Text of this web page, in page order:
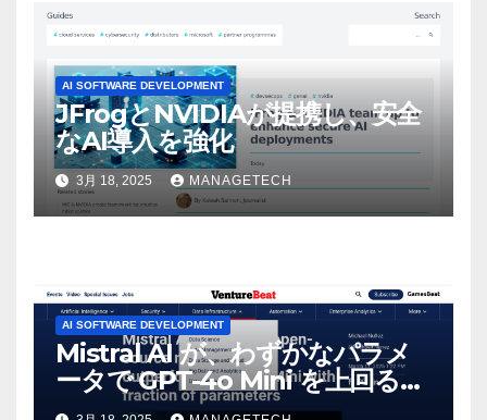
AI SOFTWARE DEVELOPMENT
JFrogとNVIDIAが提携し、安全
なAI導入を強化
3月 18, 2025 MANAGETECH
AI SOFTWARE DEVELOPMENT
Mistral AI が、わずかなパラメ
ータで GPT-4o Mini を上回る新
しいオープンソース モデルをリ